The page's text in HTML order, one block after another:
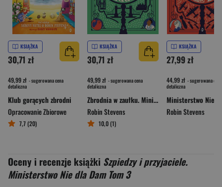
KSIĄŻKA
30,71 zł
49,99 zł - sugerowana cena
detaliczna
Klub gorących zbrodni
Opracowanie Zbiorowe
7,7 (20)
KSIĄŻKA
30,71 zł
49,99 zł - sugerowana cena
detaliczna
Zbrodnia w zaułku. Ministerstwo Nie dla Dam. Tom 2
Robin Stevens
10,0 (1)
KSIĄŻKA
27,99 zł
44,99 zł - sugerowana cena
detaliczna
Robin Stevens
Oceny i recenzje książki Szpiedzy i przyjaciele.
Ministerstwo Nie dla Dam Tom 3